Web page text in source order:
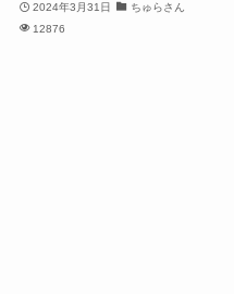
2024年3月31日
ちゅらさん
12876